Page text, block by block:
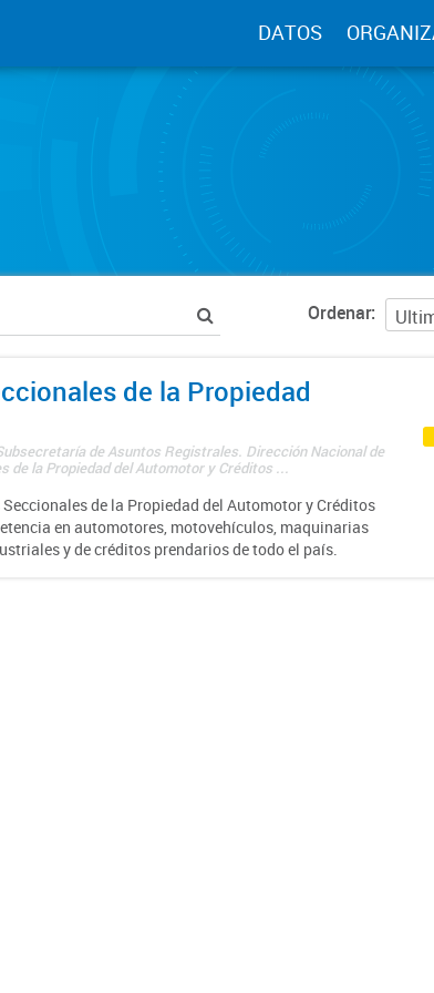
DATOS
Ordenar
de la Propiedad
de Asuntos Registrales. Dirección Nacional de
de la Propiedad del Automotor y Créditos ...
de la Propiedad del Automotor y Créditos
en automotores, motovehículos, maquinarias
y de créditos prendarios de todo el país.